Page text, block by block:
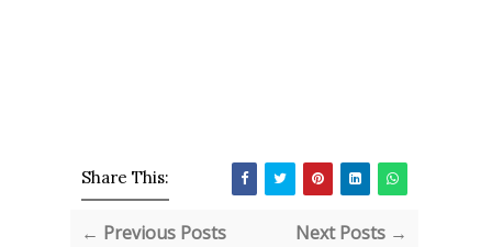
Share This:
← Previous Posts Next Posts →